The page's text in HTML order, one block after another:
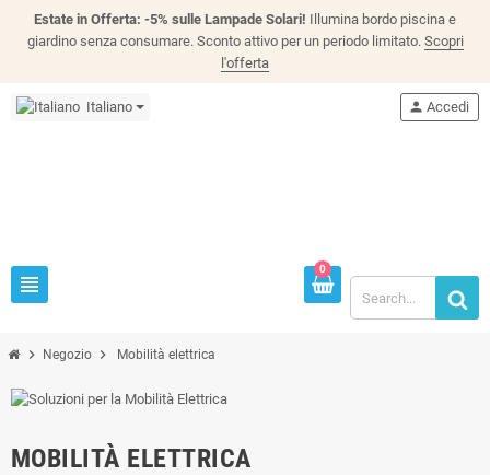
Estate in Offerta: -5% sulle Lampade Solari! Illumina bordo piscina e
giardino senza consumare. Sconto attivo per un periodo limitato. Scopri
l'offerta
Italiano
view_headline
person Accedi
0
chevron_right Negozio chevron_right Mobilità elettrica
MOBILITÀ ELETTRICA